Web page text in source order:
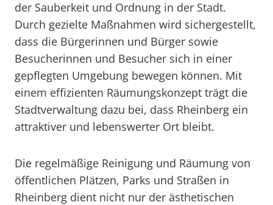
der Sauberkeit und Ordnung in der Stadt.
Durch gezielte Maßnahmen wird sichergestellt,
dass die Bürgerinnen und Bürger sowie
Besucherinnen und Besucher sich in einer
gepflegten Umgebung bewegen können. Mit
einem effizienten Räumungskonzept trägt die
Stadtverwaltung dazu bei, dass Rheinberg ein
attraktiver und lebenswerter Ort bleibt.
Die regelmäßige Reinigung und Räumung von
öffentlichen Plätzen, Parks und Straßen in
Rheinberg dient nicht nur der ästhetischen